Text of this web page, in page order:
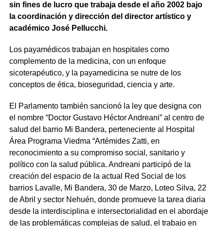
sin fines de lucro que trabaja desde el año 2002 bajo
la coordinación y dirección del director artístico y
académico José Pellucchi.
Los payamédicos trabajan en hospitales como
complemento de la medicina, con un enfoque
sicoterapéutico, y la payamedicina se nutre de los
conceptos de ética, bioseguridad, ciencia y arte.
El Parlamento también sancionó la ley que designa con
el nombre “Doctor Gustavo Héctor Andreani” al centro de
salud del barrio Mi Bandera, perteneciente al Hospital
Área Programa Viedma “Artémides Zatti, en
reconocimiento a su compromiso social, sanitario y
político con la salud pública. Andreani participó de la
creación del espacio de la actual Red Social de los
barrios Lavalle, Mi Bandera, 30 de Marzo, Loteo Silva, 22
de Abril y sector Nehuén, donde promueve la tarea diaria
desde la interdisciplina e intersectorialidad en el abordaje
de las problemáticas complejas de salud, el trabajo en